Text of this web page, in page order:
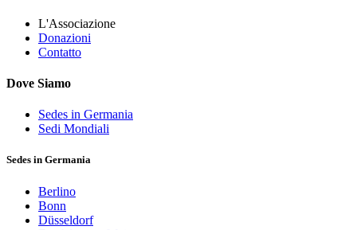
L'Associazione
Donazioni
Contatto
Dove Siamo
Sedes in Germania
Sedi Mondiali
Sedes in Germania
Berlino
Bonn
Düsseldorf